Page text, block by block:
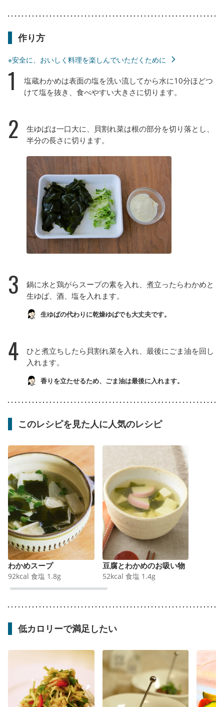
作り方
※安全に、おいしく料理を楽しんでいただくために
1
塩蔵わかめは表面の塩を洗い流してから水に10分ほどつ
けて塩を抜き、食べやすい大きさに切ります。
2
生ゆばは一口大に、貝割れ菜は根の部分を切り落とし、
半分の長さに切ります。
3
鍋に水と鶏がらスープの素を入れ、煮立ったらわかめと
生ゆば、酒、塩を入れます。
生ゆばの代わりに乾燥ゆばでも大丈夫です。
4
ひと煮立ちしたら貝割れ菜を入れ、最後にごま油を回し
入れます。
香りを立たせるため、ごま油は最後に入れます。
このレシピを見た人に人気のレシピ
わかめスープ
92kcal 食塩 1.8g
豆腐とわかめのお吸い物
52kcal 食塩 1.4g
低カロリーで満足したい